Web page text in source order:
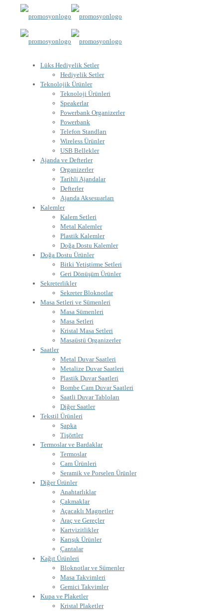
Lüks Hediyelik Setler
Hediyelik Setler
Teknolojik Ürünler
Teknoloji Ürünleri
Speakerlar
Powerbank Organizerler
Powerbank
Telefon Standları
Wireless Ürünler
USB Bellekler
Ajanda ve Defterler
Organizerler
Tarihli Ajandalar
Defterler
Ajanda Aksesuarları
Kalemler
Kalem Setleri
Metal Kalemler
Plastik Kalemler
Doğa Dostu Kalemler
Doğa Dostu Ürünler
Bitki Yetiştirme Setleri
Geri Dönüşüm Ürünler
Sekreterlikler
Sekreter Bloknotlar
Masa Setleri ve Sümenleri
Masa Sümenleri
Masa Setleri
Kristal Masa Setleri
Masaüstü Organizerler
Saatler
Metal Duvar Saatleri
Metalize Duvar Saatleri
Plastik Duvar Saatleri
Bombe Cam Duvar Saatleri
Saatli Duvar Tabloları
Diğer Saatler
Tekstil Ürünleri
Şapka
Tişörtler
Termoslar ve Bardaklar
Termoslar
Cam Ürünleri
Seramik ve Porselen Ürünler
Diğer Ürünler
Anahtarlıklar
Çakmaklar
Açacaklı Magnetler
Araç ve Gereçler
Kartvizitlikler
Karışık Ürünler
Çantalar
Kağıt Ürünleri
Bloknotlar ve Sümenler
Masa Takvimleri
Gemici Takvimler
Kupa ve Plaketler
Kristal Plaketler